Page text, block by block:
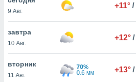
действия
на веб-
основе.
9 Авг.
+11° /
завтра
10 Авг.
+12° /
вторник
11 Авг.
70%
0.6 мм
+13° /